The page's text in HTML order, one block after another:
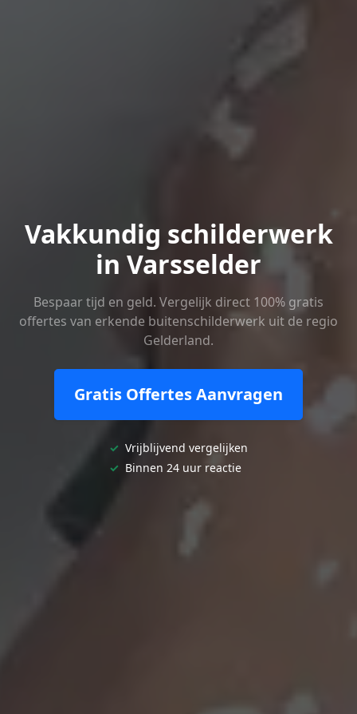
Vakkundig schilderwerk
in Varsselder
Bespaar tijd en geld. Vergelijk direct 100% gratis
offertes van erkende buitenschilderwerk uit de regio
Gelderland.
Gratis Offertes Aanvragen
✓ Vrijblijvend vergelijken
✓ Binnen 24 uur reactie